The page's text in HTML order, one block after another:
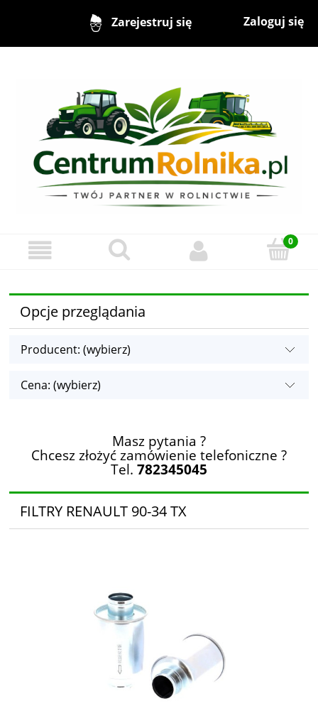
Zarejestruj się Zaloguj się
Opcje przeglądania
Producent: (wybierz)
Cena: (wybierz)
Masz pytania ?
Chcesz złożyć zamówienie telefoniczne ?
Tel. 782345045
FILTRY RENAULT 90-34 TX